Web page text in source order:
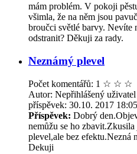
mám problém. V pokoji
všimla, že na něm jsou
broučci světlé barvy. Nevíte
odstranit? Děkuji za rady.
Neznámý plevel
Počet komentářů: 1 ☆ ☆ ☆
Autor: Nepřihlášený
příspěvek: 30.10. 2017 18:05
Příspěvek: Dobrý
nemůžu se ho
plevel,ale bez efektu.Nezná
Dekuji